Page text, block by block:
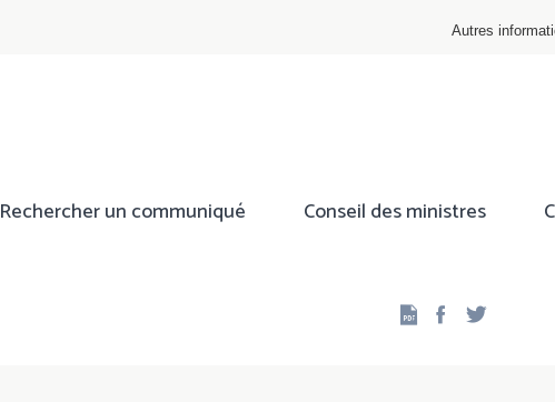
Autres
Rechercher un communiqué Conseil des ministres
Facebook